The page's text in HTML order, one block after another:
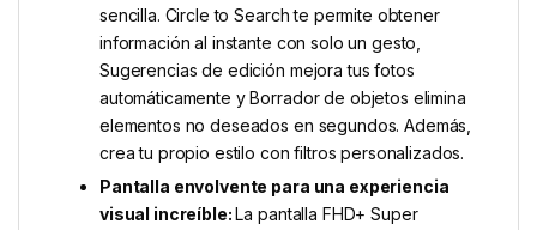
sencilla. Circle to Search te permite obtener
información al instante con solo un gesto,
Sugerencias de edición mejora tus fotos
automáticamente y Borrador de objetos elimina
elementos no deseados en segundos. Además,
crea tu propio estilo con filtros personalizados.
Pantalla envolvente para una experiencia
visual increíble:La pantalla FHD+ Super